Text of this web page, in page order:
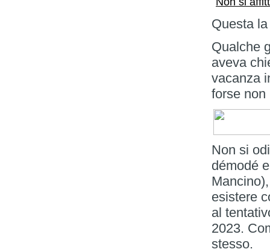
Questa
Qualche
aveva
vacanza
forse
Non si
démodé
esistere
al
2023.
stesso.